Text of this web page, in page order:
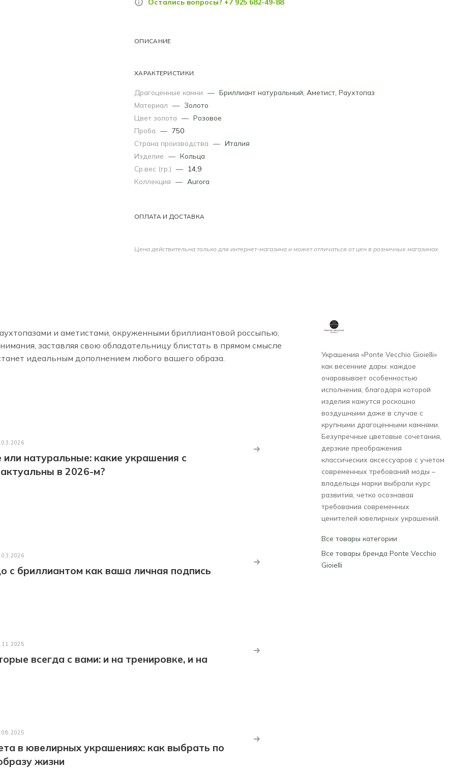
ОПИСАНИЕ
ХАРАКТЕРИСТИКИ
Драгоценные камни — Бриллиант натуральный Аметист Раухтопаз
Материал — Золото
Цвет золота — Розовое
Проба — 750
Страна производства — Италия
Изделие — Кольца
Ср.вес (гр.) —
14,9
Коллекция — Aurora
ОПЛАТА И ДОСТАВКА
Цена действительна только для интернет-магазина и может отличаться от цен в розничных магазинах.
и аметистами, окруженными бриллиантовой россыпью,
заставляя свою обладательницу блистать в прямом смысле
идеальным дополнением любого вашего образа.
натуральные: какие украшения с
в 2026-м?
с бриллиантом как ваша личная подпись
всегда с вами: и на тренировке, и на
в ювелирных украшениях: как выбрать по
жизни
Украшения «Ponte Vecchio Gioielli»
как весенние дары: каждое
очаровывает особенностью
исполнения, благодаря которой
изделия кажутся роскошно
воздушными даже в случае с
крупными драгоценными камнями.
Безупречные цветовые сочетания,
дерзкие преображения
классических аксессуаров с учетом
современных требований моды –
владельцы марки выбрали курс
развития, четко осознавая
требования современных
ценителей ювелирных украшений.
Все товары категории
Все товары бренда Ponte Vecchio
Gioielli